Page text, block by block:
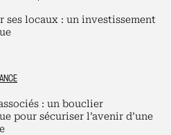
ses locaux : un investissement
: un bouclier
pour sécuriser l’avenir d’une